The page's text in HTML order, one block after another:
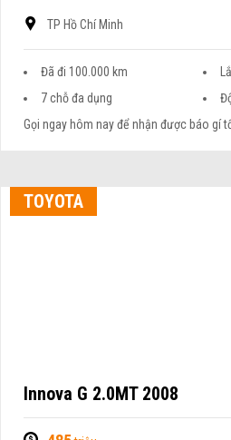
TP Hồ Chí Minh
Đã đi 100.000 km
7 chỗ đa dụng
Gọi ngay hôm nay để nhận được báo gí
TOYOTA
Innova G 2.0MT 2008